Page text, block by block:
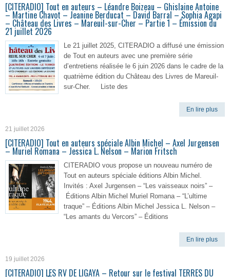
[CITERADIO] Tout en auteurs – Léandre Boizeau – Ghislaine Antoine
– Martine Chavot – Jeanine Berducat – David Barral – Sophia Agapi
– Château des Livres – Mareuil-sur-Cher – Partie 1 – Émission du
21 juillet 2026
Le 21 juillet 2025, CITERADIO a diffusé une émission
de Tout en auteurs avec une première série
d’entretiens réalisée le 6 juin 2026 dans le cadre de la
quatrième édition du Château des Livres de Mareuil-
sur-Cher. Liste des
En lire plus
21 juillet 2026
[CITERADIO] Tout en auteurs spéciale Albin Michel – Axel Jurgensen
– Muriel Romana – Jessica L. Nelson – Marion Fritsch
CITERADIO vous propose un nouveau numéro de
Tout en auteurs spéciale éditions Albin Michel.
Invités : Axel Jurgensen – “Les vaisseaux noirs” –
Éditions Albin Michel Muriel Romana – “L’ultime
traque” – Éditions Albin Michel Jessica L. Nelson –
“Les amants du Vercors” – Éditions
En lire plus
19 juillet 2026
[CITERADIO] LES RV DE LIGAYA – Retour sur le festival TERRES DU